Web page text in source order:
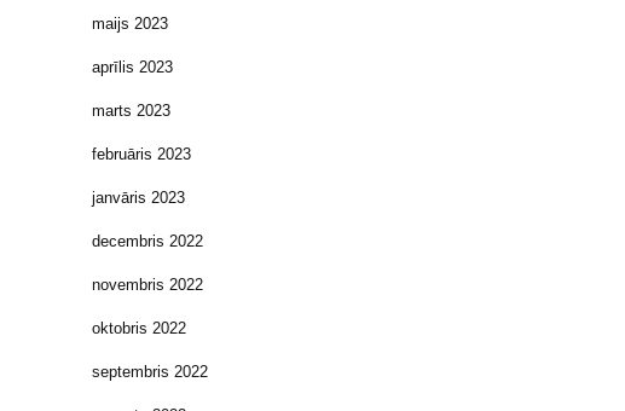
maijs 2023
aprīlis 2023
marts 2023
februāris 2023
janvāris 2023
decembris 2022
novembris 2022
oktobris 2022
septembris 2022